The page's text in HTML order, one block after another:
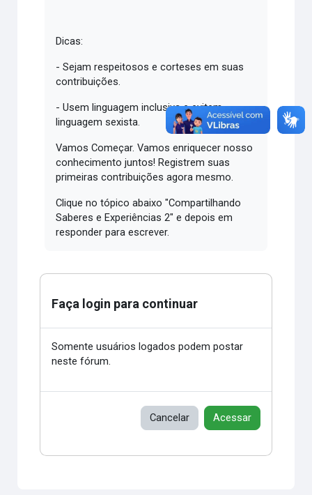
Dicas:
- Sejam respeitosos e corteses em suas
contribuições.
- Usem linguagem inclusiva e evitem
linguagem sexista.
Vamos Começar. Vamos enriquecer nosso
conhecimento juntos! Registrem suas
primeiras contribuições agora mesmo.
Clique no tópico abaixo "Compartilhando
Saberes e Experiências 2" e depois em
responder para escrever.
Faça login para continuar
Somente usuários logados podem postar
neste fórum.
Cancelar Acessar